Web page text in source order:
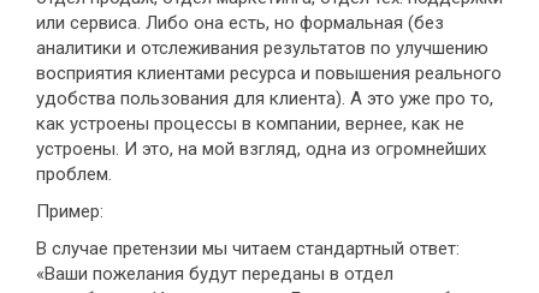
или сервиса. Либо она есть, но формальная (без
аналитики и отслеживания результатов по улучшению
восприятия клиентами ресурса и повышения реального
удобства пользования для клиента). А это уже про то,
как устроены процессы в компании, вернее, как не
устроены. И это, на мой взгляд, одна из огромнейших
проблем.
Пример:
В случае претензии мы читаем стандартный ответ:
«Ваши пожелания будут переданы в отдел